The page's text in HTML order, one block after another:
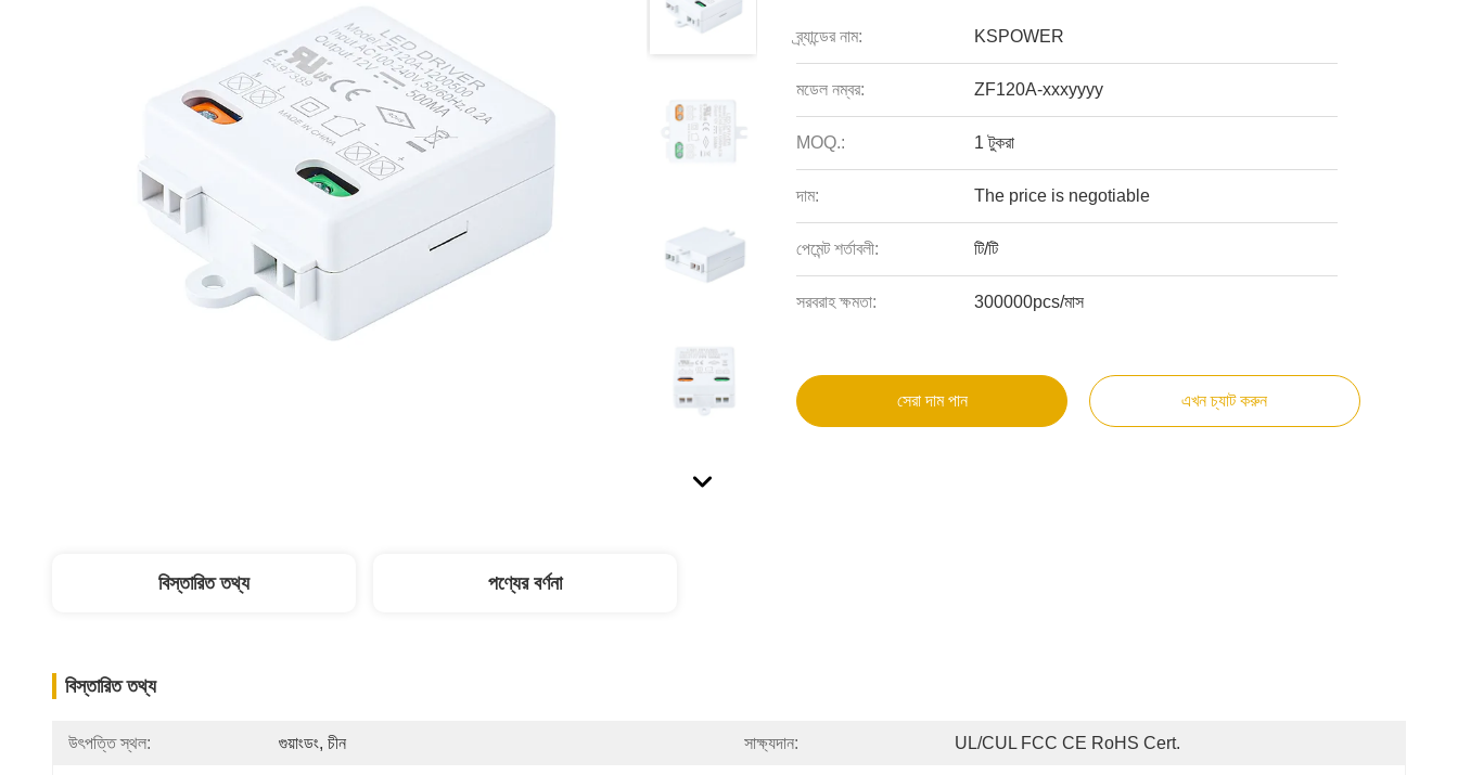
ব্র্যান্ডের নাম: KSPOWER
মডেল নম্বর: ZF120A-xxxyyyy
MOQ.: 1 টুকরা
দাম: The price is negotiable
পেমেন্ট শর্তাবলী: টি/টি
সরবরাহ ক্ষমতা: 300000pcs/মাস
সেরা দাম পান এখন চ্যাট করুন
বিস্তারিত তথ্য পণ্যের বর্ণনা
বিস্তারিত তথ্য
উৎপত্তি স্থল: গুয়াংডং, চীন সাক্ষ্যদান: UL/cUL FCC CE RoHS Cert.